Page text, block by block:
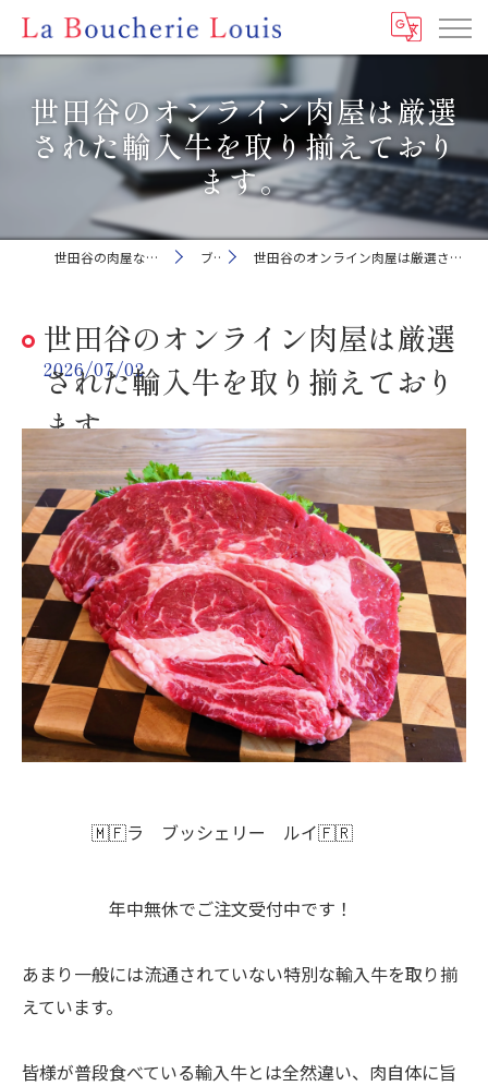
世田谷のオンライン肉屋は厳選
された輸入牛を取り揃えており
ます。
世田谷の肉屋ならLa Boucherie Louis ブログ 世田谷のオンライン肉屋は厳選された輸入牛を取り揃えております。
世田谷のオンライン肉屋は厳選
された輸入牛を取り揃えており
ます。
2026/07/02
🇲🇫ラ ブッシェリー ルイ🇫🇷
年中無休でご注文受付中です！
あまり一般には流通されていない特別な輸入牛を取り揃
えています。
皆様が普段食べている輸入牛とは全然違い、肉自体に旨